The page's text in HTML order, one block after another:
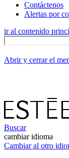
Contáctenos
Alertas por
ir al contenido
Abrir y cerrar el
Buscar
cambiar idioma
Cambiar al otro